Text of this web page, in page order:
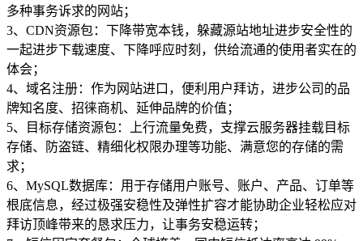
多种事务诉求的网站；
3、CDN资源包：下降带宽本钱，躲藏源站地址进步安全性的
一起进步下载速度、下降呼应时刻，供给流通的使用者实在的
体会；
4、域名注册：作为网站进口，便利用户拜访，进步公司的品
牌知名度、招徕商机、延伸品牌的价值；
5、目标存储资源包：上行流量免费，支撑云服务器挂载目标
存储、防盗链、精细化权限办理等功能、满意您的存储的需
求；
6、MySQL数据库：用于存储用户账号、账户、产品、订单等
根底信息，经过极强安稳性及弹性扩容才能协助企业轻松应对
拜访顶峰带来的恳求压力，让事务安稳运转；